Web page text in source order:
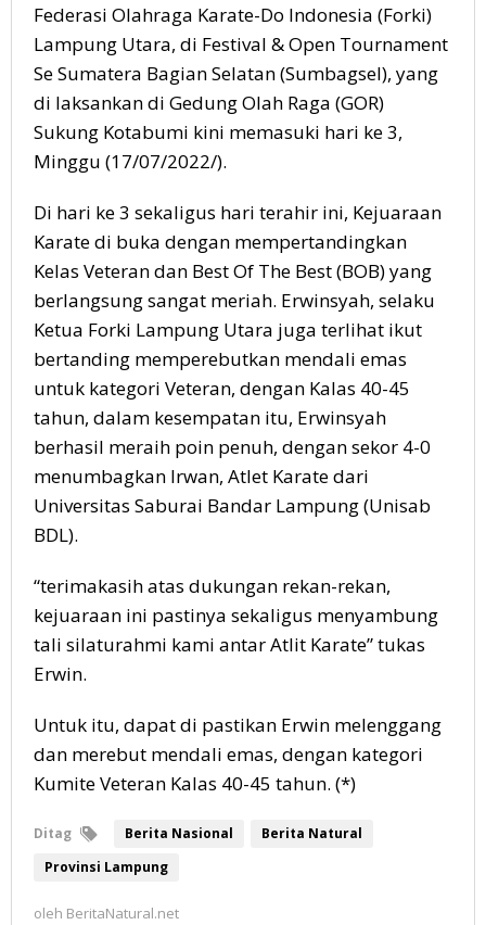
Federasi Olahraga Karate-Do Indonesia (Forki)
Lampung Utara, di Festival & Open Tournament
Se Sumatera Bagian Selatan (Sumbagsel), yang
di laksankan di Gedung Olah Raga (GOR)
Sukung Kotabumi kini memasuki hari ke 3,
Minggu (17/07/2022/).
Di hari ke 3 sekaligus hari terahir ini, Kejuaraan
Karate di buka dengan mempertandingkan
Kelas Veteran dan Best Of The Best (BOB) yang
berlangsung sangat meriah. Erwinsyah, selaku
Ketua Forki Lampung Utara juga terlihat ikut
bertanding memperebutkan mendali emas
untuk kategori Veteran, dengan Kalas 40-45
tahun, dalam kesempatan itu, Erwinsyah
berhasil meraih poin penuh, dengan sekor 4-0
menumbagkan Irwan, Atlet Karate dari
Universitas Saburai Bandar Lampung (Unisab
BDL).
“terimakasih atas dukungan rekan-rekan,
kejuaraan ini pastinya sekaligus menyambung
tali silaturahmi kami antar Atlit Karate” tukas
Erwin.
Untuk itu, dapat di pastikan Erwin melenggang
dan merebut mendali emas, dengan kategori
Kumite Veteran Kalas 40-45 tahun. (*)
Ditag Berita Nasional
Berita Natural
Provinsi Lampung
oleh BeritaNatural.net